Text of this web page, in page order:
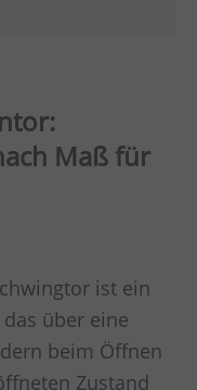
Maß für
ist ein
über eine
beim Öffnen
Zustand